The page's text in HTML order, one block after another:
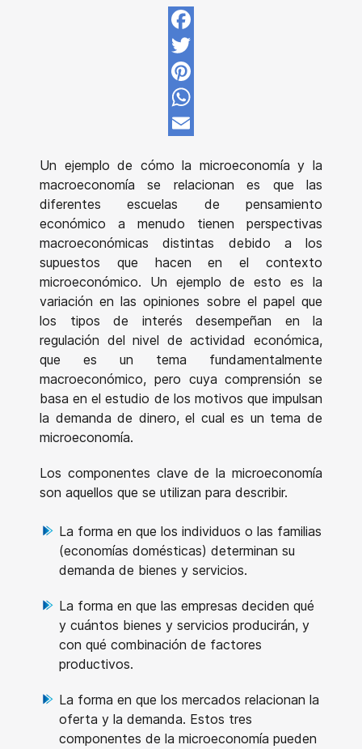
Facebook
Twitter
Pinterest
WhatsApp
Un ejemplo de cómo la microeconomía y la
macroeconomía se relacionan es que las
diferentes escuelas de pensamiento
económico a menudo tienen perspectivas
macroeconómicas distintas debido a los
supuestos que hacen en el contexto
microeconómico. Un ejemplo de esto es la
variación en las opiniones sobre el papel que
los tipos de interés desempeñan en la
regulación del nivel de actividad económica,
que es un tema fundamentalmente
macroeconómico, pero cuya comprensión se
basa en el estudio de los motivos que impulsan
la demanda de dinero, el cual es un tema de
microeconomía.
Los componentes clave de la microeconomía
son aquellos que se utilizan para describir.
La forma en que los individuos o las familias
(economías domésticas) determinan su
demanda de bienes y servicios.
La forma en que las empresas deciden qué
y cuántos bienes y servicios producirán, y
con qué combinación de factores
productivos.
La forma en que los mercados relacionan la
oferta y la demanda. Estos tres
componentes de la microeconomía pueden